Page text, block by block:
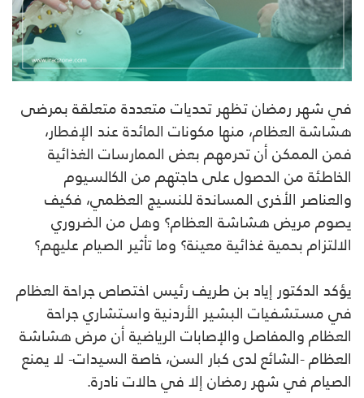
في شهر رمضان تظهر تحديات متعددة متعلقة بمرضى
هشاشة العظام، ‎منها مكونات المائدة عند الإفطار،
فمن الممكن أن تحرمهم بعض الممارسات الغذائية
الخاطئة من الحصول على حاجتهم من الكالسيوم
والعناصر الأخرى المساندة للنسيج العظمي، فكيف
يصوم مريض هشاشة العظام؟ وهل من الضروري
الالتزام بحمية غذائية معينة؟ وما تأثير الصيام عليهم؟
يؤكد الدكتور إياد بن طريف رئيس اختصاص جراحة العظام
في مستشفيات البشير الأردنية واستشاري جراحة
العظام والمفاصل والإصابات الرياضية ‎أن مرض هشاشة
العظام -الشائع لدى كبار السن، خاصة السيدات- لا يمنع
الصيام في شهر رمضان إلا في حالات نادرة.